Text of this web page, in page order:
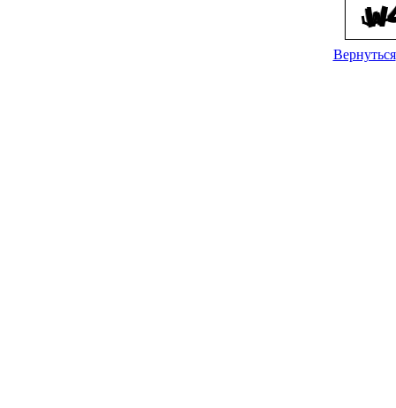
Вернуться